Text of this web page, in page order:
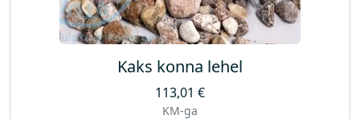
Kaks konna lehel
113,01 €
KM-ga